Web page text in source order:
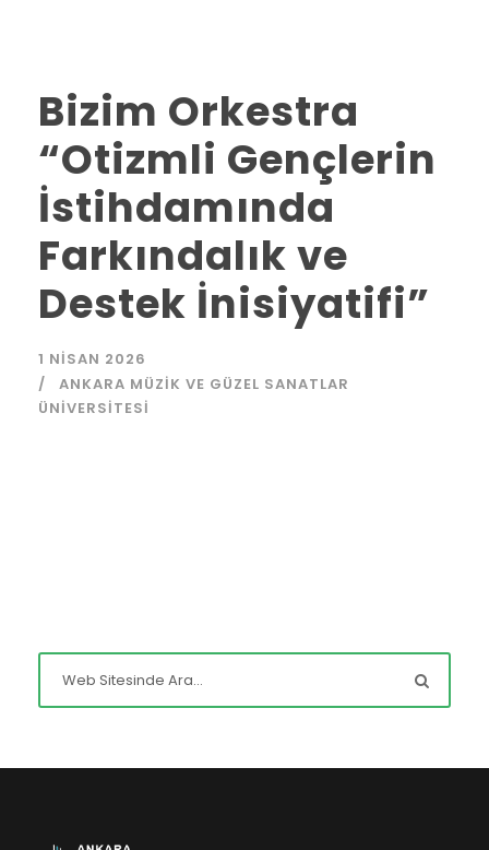
Bizim Orkestra
“Otizmli Gençlerin
İstihdamında
Farkındalık ve
Destek İnisiyatifi”
1 NISAN 2026
ANKARA MÜZIK VE GÜZEL SANATLAR
ÜNIVERSITESI